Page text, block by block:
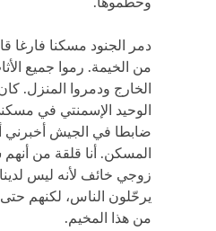
دمر الجنود مسكنا فارغا
من الخيمة. رموا جميع
الخارج ودمروا المنزل.
الوحيد الإسمنتي في
ضابطا في الجيش أخبرني
المسكن. أنا قلقة من
زوجي خائف لأنه ليس
يرحّلون الناس، لكنهم
من هذا المخيم.